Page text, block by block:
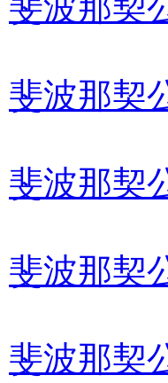
斐波那契
斐波那契
斐波那契
斐波那契